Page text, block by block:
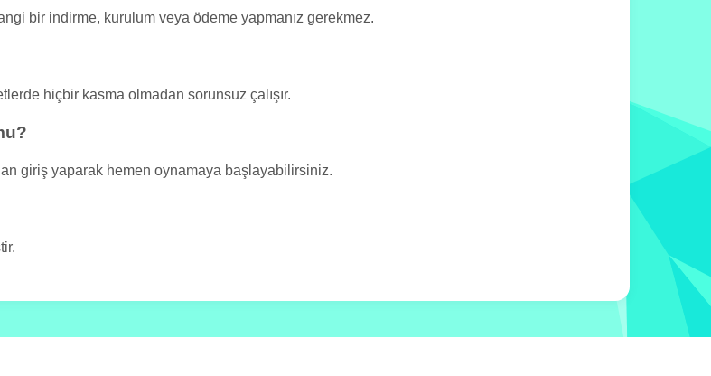
bir indirme, kurulum veya ödeme yapmanız gerekmez.
hiçbir kasma olmadan sorunsuz çalışır.
giriş yaparak hemen oynamaya başlayabilirsiniz.